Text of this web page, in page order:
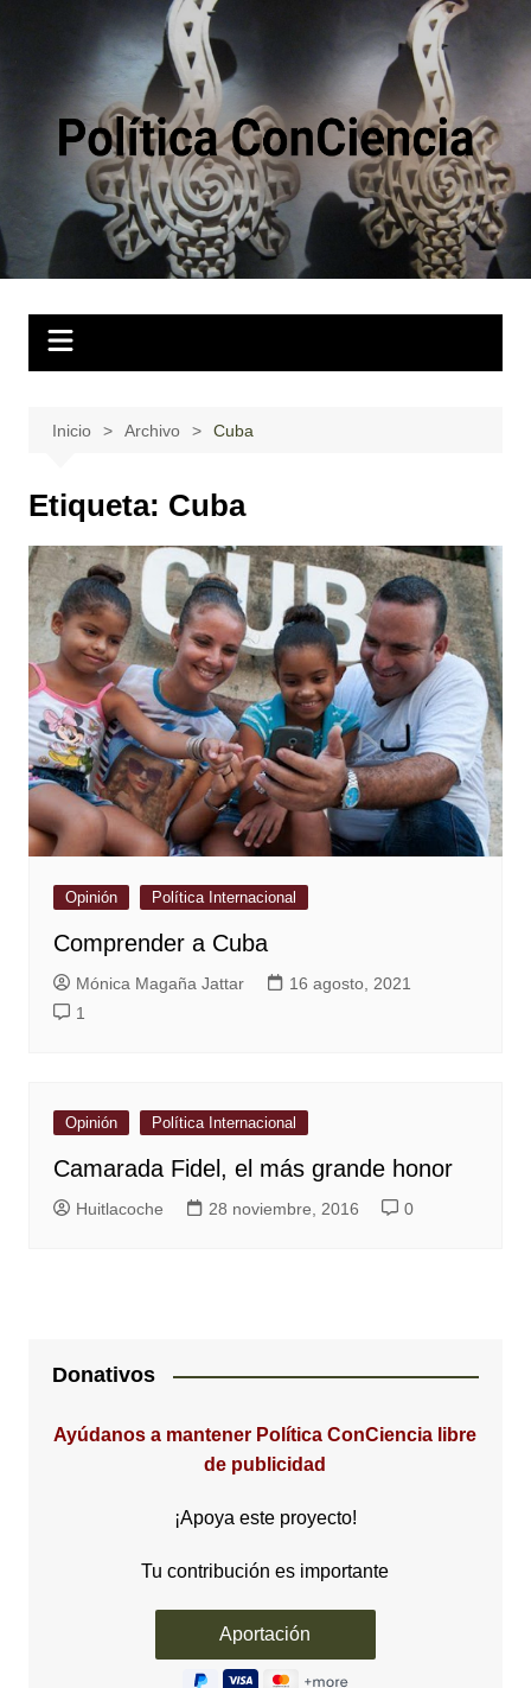
Inicio Archivo Cuba
Etiqueta: Cuba
Opinión Política Internacional
Comprender a Cuba
Mónica Magaña Jattar
16 agosto, 2021
1
Opinión Política Internacional
Camarada Fidel, el más grande honor
Huitlacoche 28 noviembre, 2016 0
Donativos
Ayúdanos a mantener Política ConCiencia libre
de publicidad
¡Apoya este proyecto!
Tu contribución es importante